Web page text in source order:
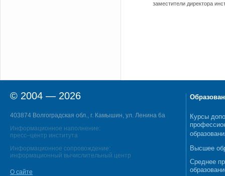
заместители директора
© 2004 — 2026
403874 Волгоградская обл., г. Камышин, ул. Ленина 6а
Информационное наполнение:
пресс–центр института
Информационное сопровождение:
информационный вычислительный центр
О сайте
Курсы
Высшее
Среднее